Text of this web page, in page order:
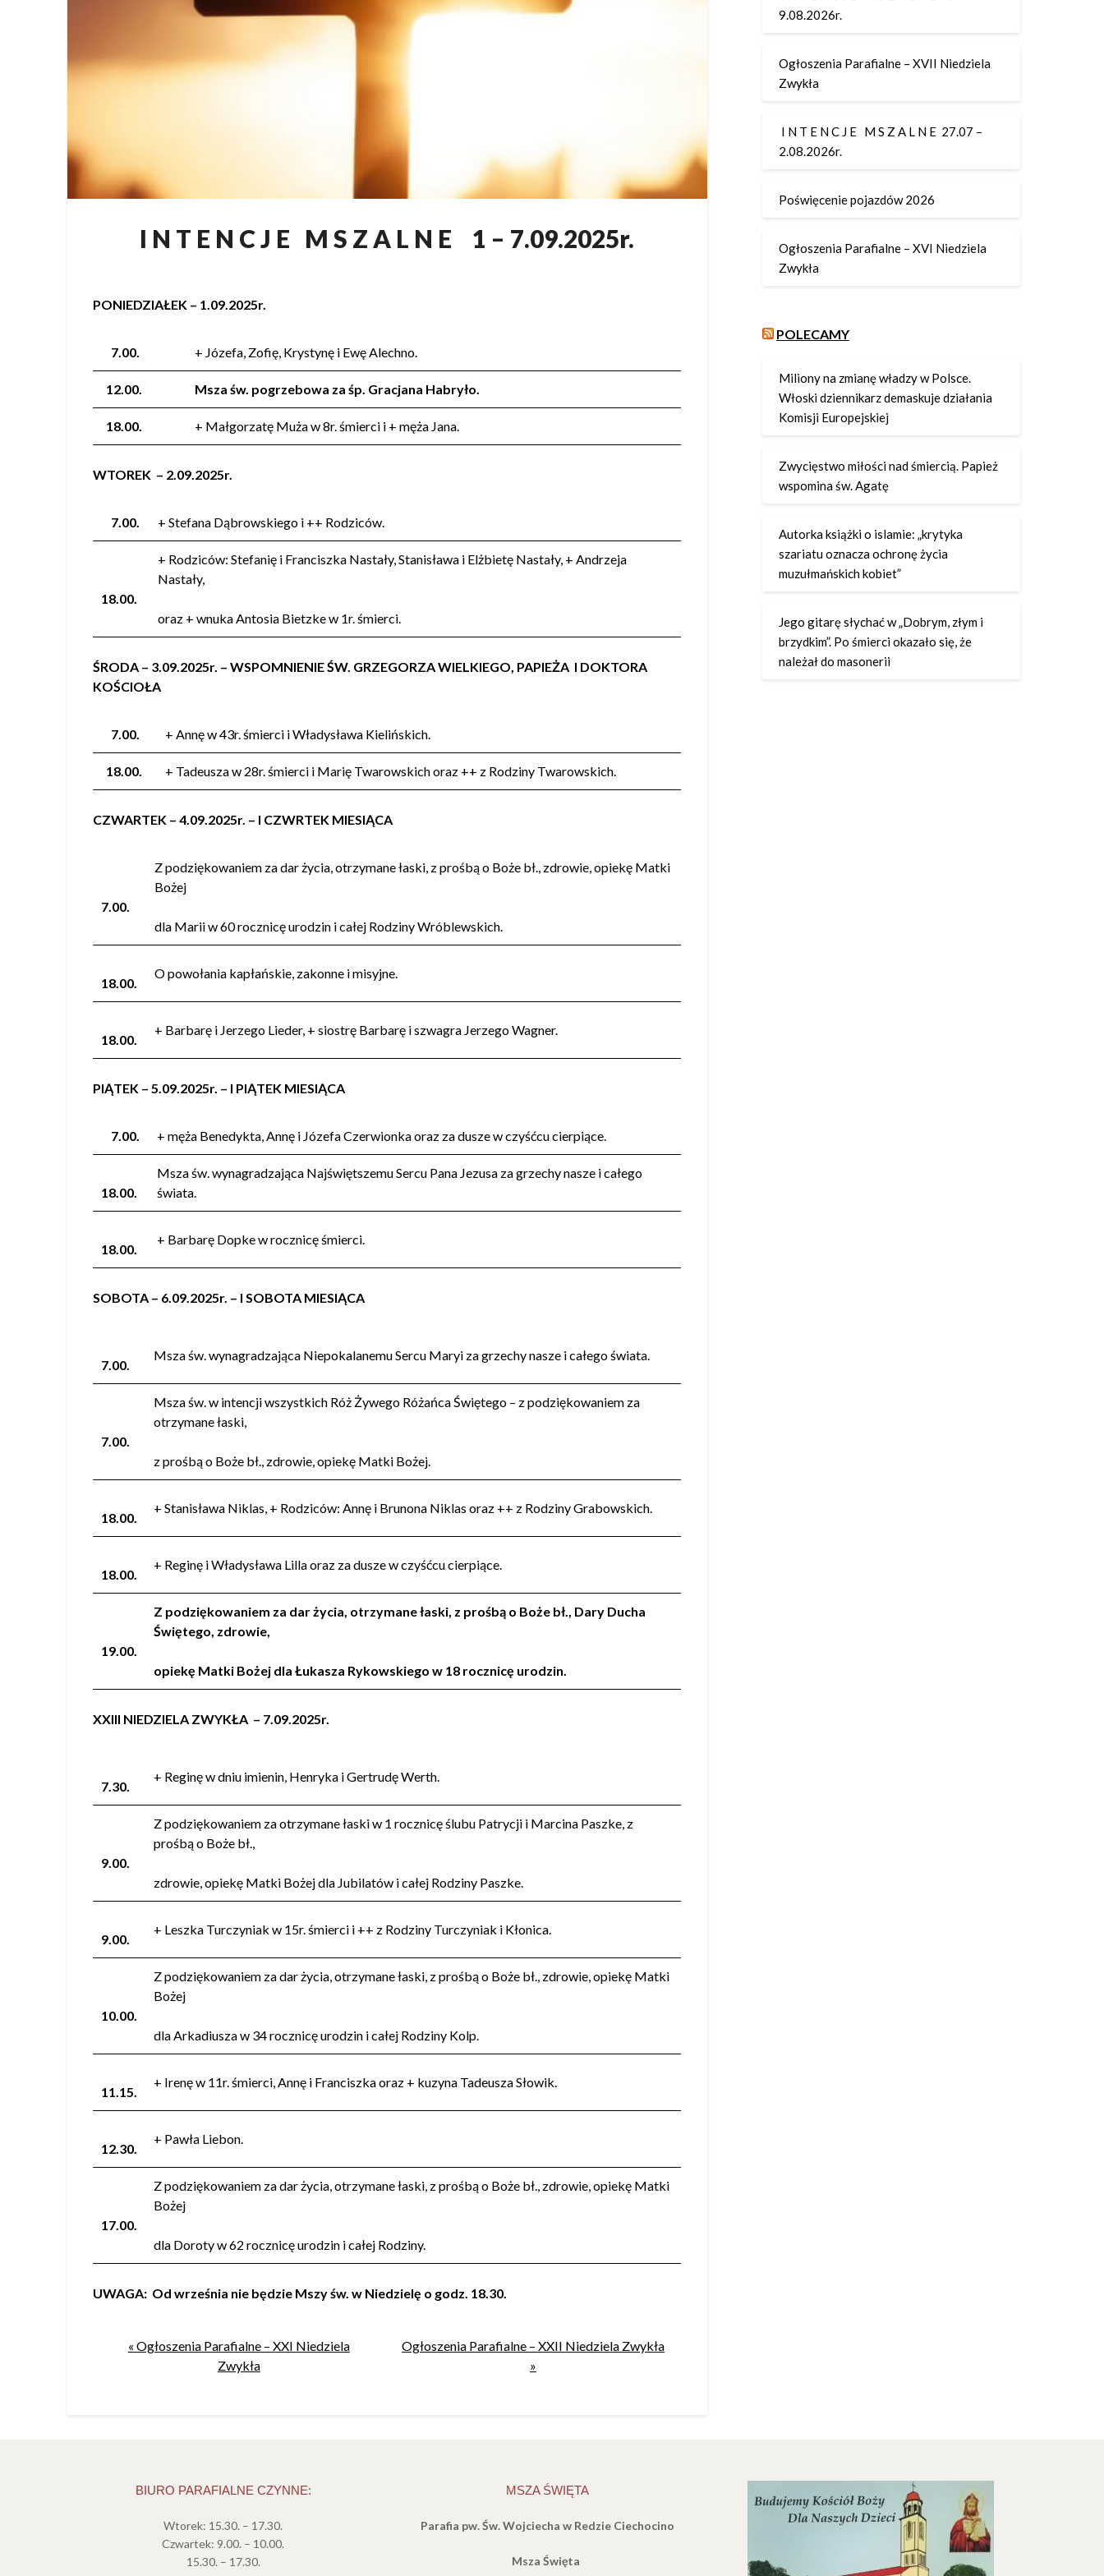
I N T E N C J E M S Z A L N E 1 – 7.09.2025r.
PONIEDZIAŁEK – 1.09.2025r.
7.00. + Józefa, Zofię, Krystynę i Ewę Alechno.
12.00. Msza św. pogrzebowa za śp. Gracjana Habryło.
18.00. + Małgorzatę Muża w 8r. śmierci i + męża Jana.
WTOREK – 2.09.2025r.
7.00. + Stefana Dąbrowskiego i ++ Rodziców.
18.00.
+ Rodziców: Stefanię i Franciszka Nastały, Stanisława i Elżbietę Nastały, + Andrzeja
Nastały,
oraz + wnuka Antosia Bietzke w 1r. śmierci.
ŚRODA – 3.09.2025r. – WSPOMNIENIE ŚW. GRZEGORZA WIELKIEGO, PAPIEŻA I DOKTORA
KOŚCIOŁA
7.00. + Annę w 43r. śmierci i Władysława Kielińskich.
18.00. + Tadeusza w 28r. śmierci i Marię Twarowskich oraz ++ z Rodziny Twarowskich.
CZWARTEK – 4.09.2025r. – I CZWRTEK MIESIĄCA
7.00.
Z podziękowaniem za dar życia, otrzymane łaski, z prośbą o Boże bł., zdrowie, opiekę Matki
Bożej
dla Marii w 60 rocznicę urodzin i całej Rodziny Wróblewskich.
18.00.
O powołania kapłańskie, zakonne i misyjne.
18.00.
+ Barbarę i Jerzego Lieder, + siostrę Barbarę i szwagra Jerzego Wagner.
PIĄTEK – 5.09.2025r. – I PIĄTEK MIESIĄCA
7.00. + męża Benedykta, Annę i Józefa Czerwionka oraz za dusze w czyśćcu cierpiące.
18.00.
Msza św. wynagradzająca Najświętszemu Sercu Pana Jezusa za grzechy nasze i całego
świata.
18.00.
+ Barbarę Dopke w rocznicę śmierci.
SOBOTA – 6.09.2025r. – I SOBOTA MIESIĄCA
7.00.
Msza św. wynagradzająca Niepokalanemu Sercu Maryi za grzechy nasze i całego świata.
7.00.
Msza św. w intencji wszystkich Róż Żywego Różańca Świętego – z podziękowaniem za
otrzymane łaski,
z prośbą o Boże bł., zdrowie, opiekę Matki Bożej.
18.00.
+ Stanisława Niklas, + Rodziców: Annę i Brunona Niklas oraz ++ z Rodziny Grabowskich.
18.00.
+ Reginę i Władysława Lilla oraz za dusze w czyśćcu cierpiące.
19.00.
Z podziękowaniem za dar życia, otrzymane łaski, z prośbą o Boże bł., Dary Ducha
Świętego, zdrowie,
opiekę Matki Bożej dla Łukasza Rykowskiego w 18 rocznicę urodzin.
XXIII NIEDZIELA ZWYKŁA – 7.09.2025r.
7.30.
+ Reginę w dniu imienin, Henryka i Gertrudę Werth.
9.00.
Z podziękowaniem za otrzymane łaski w 1 rocznicę ślubu Patrycji i Marcina Paszke, z
prośbą o Boże bł.,
zdrowie, opiekę Matki Bożej dla Jubilatów i całej Rodziny Paszke.
9.00.
+ Leszka Turczyniak w 15r. śmierci i ++ z Rodziny Turczyniak i Kłonica.
10.00.
Z podziękowaniem za dar życia, otrzymane łaski, z prośbą o Boże bł., zdrowie, opiekę Matki
Bożej
dla Arkadiusza w 34 rocznicę urodzin i całej Rodziny Kolp.
11.15.
+ Irenę w 11r. śmierci, Annę i Franciszka oraz + kuzyna Tadeusza Słowik.
12.30.
+ Pawła Liebon.
17.00.
Z podziękowaniem za dar życia, otrzymane łaski, z prośbą o Boże bł., zdrowie, opiekę Matki
Bożej
dla Doroty w 62 rocznicę urodzin i całej Rodziny.
UWAGA: Od września nie będzie Mszy św. w Niedzielę o godz. 18.30.
« Ogłoszenia Parafialne – XXI Niedziela
Zwykła
Ogłoszenia Parafialne – XXII Niedziela Zwykła
»
9.08.2026r.
Ogłoszenia Parafialne – XVII Niedziela
Zwykła
I N T E N C J E M S Z A L N E 27.07 –
2.08.2026r.
Poświęcenie pojazdów 2026
Ogłoszenia Parafialne – XVI Niedziela
Zwykła
POLECAMY
Miliony na zmianę władzy w Polsce.
Włoski dziennikarz demaskuje działania
Komisji Europejskiej
Zwycięstwo miłości nad śmiercią. Papież
wspomina św. Agatę
Autorka książki o islamie: „krytyka
szariatu oznacza ochronę życia
muzułmańskich kobiet”
Jego gitarę słychać w „Dobrym, złym i
brzydkim”. Po śmierci okazało się, że
należał do masonerii
BIURO PARAFIALNE CZYNNE:
Wtorek: 15.30. – 17.30.
Czwartek: 9.00. – 10.00.
15.30. – 17.30.
MSZA ŚWIĘTA
Parafia pw. Św. Wojciecha w Redzie Ciechocino
Msza Święta